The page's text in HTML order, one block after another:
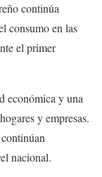
continúa
consumo en las
el primer
económica y una
y empresas.
nacional.